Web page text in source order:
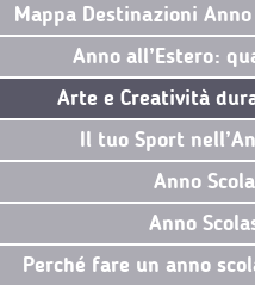
Mappa Destinazioni
Anno all’Estero:
Arte e Creatività
Il tuo Sport
Anno
Anno
Perché fare un anno